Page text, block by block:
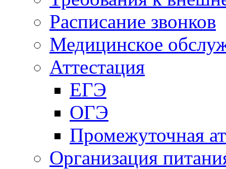
Расписание звонков
Медицинское
Аттестация
ЕГЭ
ОГЭ
Промежуточная
Организация